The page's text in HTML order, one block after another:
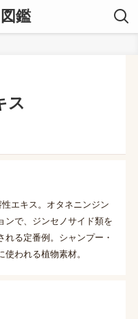
鑑
ス
エキス。オタネニンジン
ンで、ジンセノサイド類を
る定番例。シャンプー・
われる植物素材。